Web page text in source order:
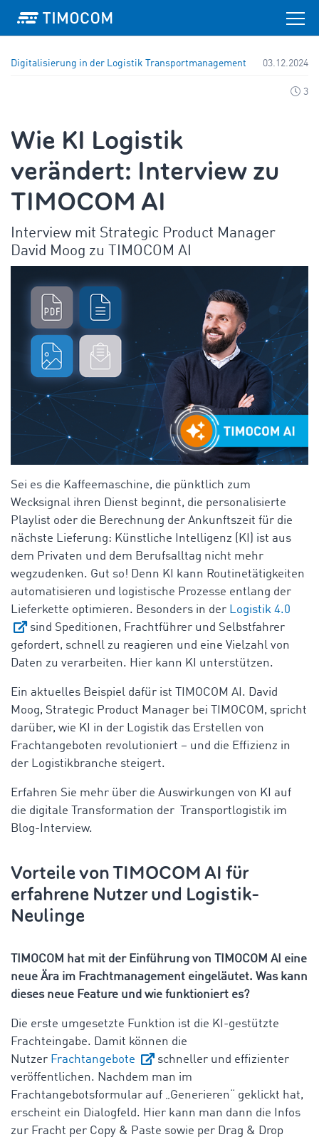
Digitalisierung in der Logistik Transportmanagement 03.12.2024
3
Wie KI Logistik
verändert: Interview zu
TIMOCOM AI
Interview mit Strategic Product Manager
David Moog zu TIMOCOM AI
Sei es die Kaffeemaschine, die pünktlich zum
Wecksignal ihren Dienst beginnt, die personalisierte
Playlist oder die Berechnung der Ankunftszeit für die
nächste Lieferung: Künstliche Intelligenz (KI) ist aus
dem Privaten und dem Berufsalltag nicht mehr
wegzudenken. Gut so! Denn KI kann Routinetätigkeiten
automatisieren und logistische Prozesse entlang der
Lieferkette optimieren. Besonders in der Logistik 4.0
sind Speditionen, Frachtführer und Selbstfahrer
gefordert, schnell zu reagieren und eine Vielzahl von
Daten zu verarbeiten. Hier kann KI unterstützen.
Ein aktuelles Beispiel dafür ist TIMOCOM AI. David
Moog, Strategic Product Manager bei TIMOCOM, spricht
darüber, wie KI in der Logistik das Erstellen von
Frachtangeboten revolutioniert – und die Effizienz in
der Logistikbranche steigert.
Erfahren Sie mehr über die Auswirkungen von KI auf
die digitale Transformation der Transportlogistik im
Blog-Interview.
Vorteile von TIMOCOM AI für
erfahrene Nutzer und Logistik-
Neulinge
TIMOCOM hat mit der Einführung von TIMOCOM AI eine
neue Ära im Frachtmanagement eingeläutet. Was kann
dieses neue Feature und wie funktioniert es?
Die erste umgesetzte Funktion ist die KI-gestützte
Frachteingabe. Damit können die
Nutzer Frachtangebote
schneller und effizienter
veröffentlichen. Nachdem man im
Frachtangebotsformular auf „Generieren“ geklickt hat,
erscheint ein Dialogfeld. Hier kann man dann die Infos
zur Fracht per Copy & Paste sowie per Drag & Drop